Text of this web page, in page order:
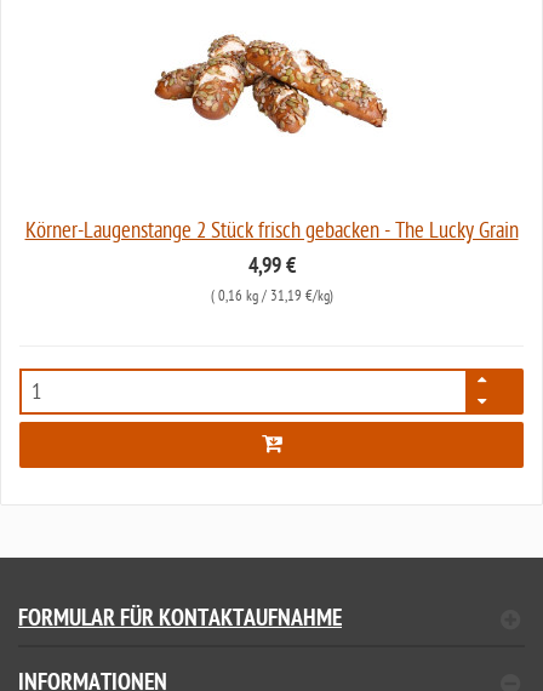
Körner-Laugenstange 2 Stück frisch gebacken - The Lucky Grain
4,99 €
( 0,16 kg/ 31,19 €/kg)
6391
FORMULAR FÜR KONTAKTAUFNAHME
INFORMATIONEN